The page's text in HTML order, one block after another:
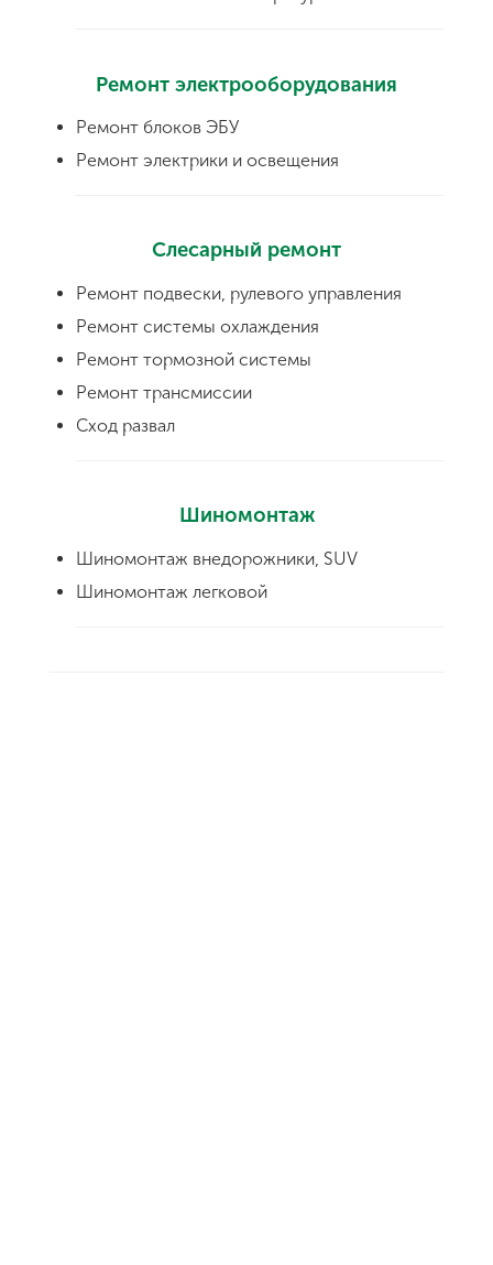
Ремонт электрооборудования
Ремонт блоков ЭБУ
Ремонт электрики и освещения
Слесарный ремонт
Ремонт подвески, рулевого управления
Ремонт системы охлаждения
Ремонт тормозной системы
Ремонт трансмиссии
Сход развал
Шиномонтаж
Шиномонтаж внедорожники, SUV
Шиномонтаж легковой